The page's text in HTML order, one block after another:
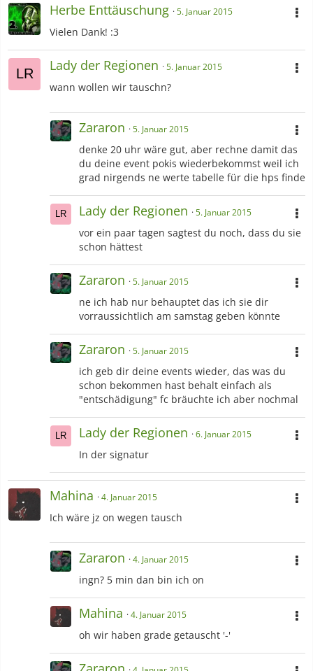
Herbe Enttäuschung 5. Januar 2015
Vielen Dank! :3
Lady der Regionen 5. Januar 2015
wann wollen wir tauschn?
Zararon 5. Januar 2015
denke 20 uhr wäre gut, aber rechne damit das
du deine event pokis wiederbekommst weil ich
grad nirgends ne werte tabelle für die hps finde
Lady der Regionen 5. Januar 2015
vor ein paar tagen sagtest du noch, dass du sie
schon hättest
Zararon 5. Januar 2015
ne ich hab nur behauptet das ich sie dir
vorraussichtlich am samstag geben könnte
Zararon 5. Januar 2015
ich geb dir deine events wieder, das was du
schon bekommen hast behalt einfach als
"entschädigung" fc bräuchte ich aber nochmal
Lady der Regionen 6. Januar 2015
In der signatur
Mahina 4. Januar 2015
Ich wäre jz on wegen tausch
Zararon 4. Januar 2015
ingn? 5 min dan bin ich on
Mahina 4. Januar 2015
oh wir haben grade getauscht '-'